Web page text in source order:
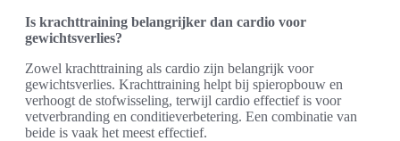
Is krachttraining belangrijker dan cardio voor
gewichtsverlies?
Zowel krachttraining als cardio zijn belangrijk voor
gewichtsverlies. Krachttraining helpt bij spieropbouw en
verhoogt de stofwisseling, terwijl cardio effectief is voor
vetverbranding en conditieverbetering. Een combinatie van
beide is vaak het meest effectief.